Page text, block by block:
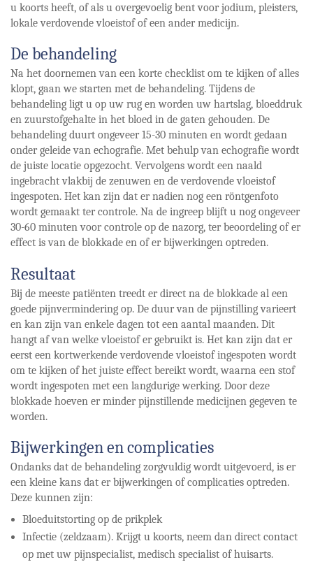
u koorts heeft, of als u overgevoelig bent voor jodium, pleisters,
lokale verdovende vloeistof of een ander medicijn.
De behandeling
Na het doornemen van een korte checklist om te kijken of alles
klopt, gaan we starten met de behandeling. Tijdens de
behandeling ligt u op uw rug en worden uw hartslag, bloeddruk
en zuurstofgehalte in het bloed in de gaten gehouden. De
behandeling duurt ongeveer 15-30 minuten en wordt gedaan
onder geleide van echografie. Met behulp van echografie wordt
de juiste locatie opgezocht. Vervolgens wordt een naald
ingebracht vlakbij de zenuwen en de verdovende vloeistof
ingespoten. Het kan zijn dat er nadien nog een röntgenfoto
wordt gemaakt ter controle. Na de ingreep blijft u nog ongeveer
30-60 minuten voor controle op de nazorg, ter beoordeling of er
effect is van de blokkade en of er bijwerkingen optreden.
Resultaat
Bij de meeste patiënten treedt er direct na de blokkade al een
goede pijnvermindering op. De duur van de pijnstilling varieert
en kan zijn van enkele dagen tot een aantal maanden. Dit
hangt af van welke vloeistof er gebruikt is. Het kan zijn dat er
eerst een kortwerkende verdovende vloeistof ingespoten wordt
om te kijken of het juiste effect bereikt wordt, waarna een stof
wordt ingespoten met een langdurige werking. Door deze
blokkade hoeven er minder pijnstillende medicijnen gegeven te
worden.
Bijwerkingen en complicaties
Ondanks dat de behandeling zorgvuldig wordt uitgevoerd, is er
een kleine kans dat er bijwerkingen of complicaties optreden.
Deze kunnen zijn:
Bloeduitstorting op de prikplek
Infectie (zeldzaam). Krijgt u koorts, neem dan direct contact
op met uw pijnspecialist, medisch specialist of huisarts.